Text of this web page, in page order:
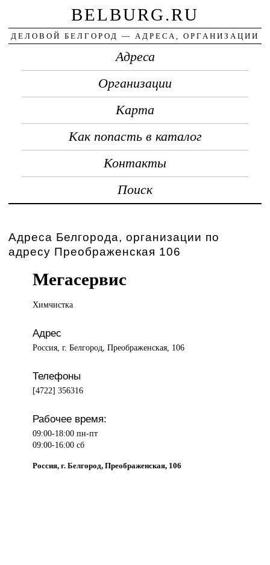
BELBURG.RU
ДЕЛОВОЙ БЕЛГОРОД — АДРЕСА, ОРГАНИЗАЦИИ
Адреса
Организации
Карта
Как попасть в каталог
Контакты
Поиск
Адреса Белгорода, организации по
адресу Преображенская 106
Мегасервис
Химчистка
Адрес
Россия, г. Белгород, Преображенская, 106
Телефоны
[4722] 356316
Рабочее время:
09:00-18:00 пн-пт
09:00-16:00 сб
Россия, г. Белгород, Преображенская, 106